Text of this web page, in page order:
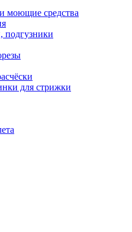
моющие средства
подгузники
для стрижки